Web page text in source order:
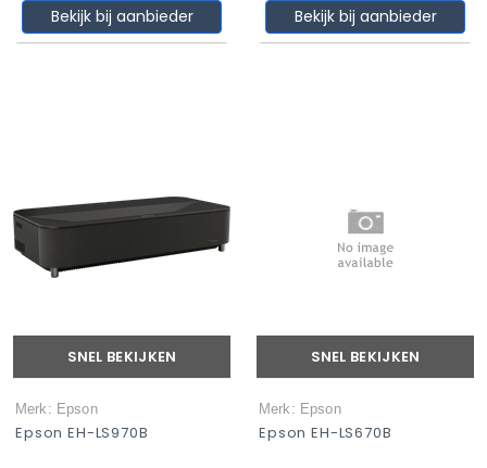
Bekijk bij aanbieder Bekijk bij aanbieder
SNEL BEKIJKEN
Merk: Epson
Epson EH-LS970B
SNEL BEKIJKEN
Merk: Epson
Epson EH-LS670B